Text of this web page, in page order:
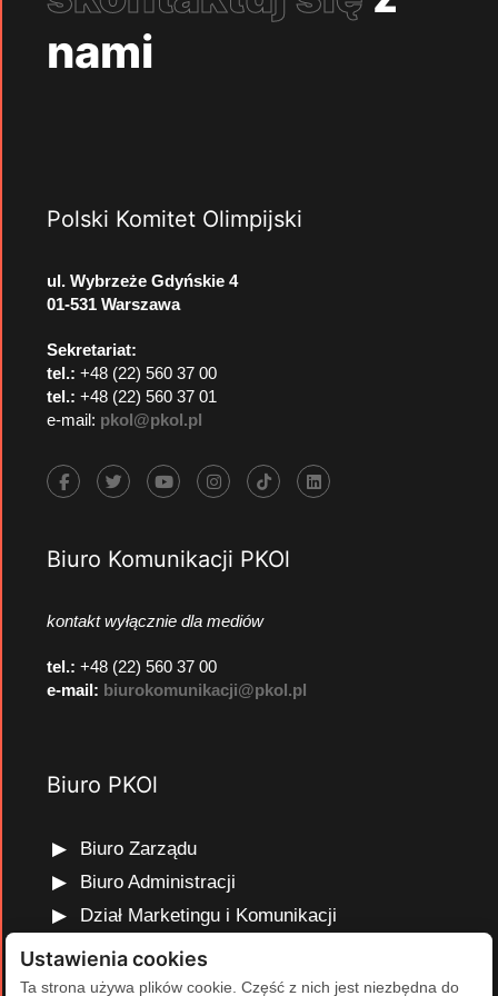
nami
Polski Komitet Olimpijski
ul. Wybrzeże Gdyńskie 4
01-531 Warszawa
Sekretariat:
tel.: +48 (22) 560 37 00
tel.: +48 (22) 560 37 01
e-mail: pkol@pkol.pl
Biuro Komunikacji PKOl
kontakt wyłącznie dla mediów
tel.: +48 (22) 560 37 00
e-mail: biurokomunikacji@pkol.pl
Biuro PKOl
Biuro Zarządu
Biuro Administracji
Dział Marketingu i Komunikacji
Dział Edukacji Olimpijskiej
Dział Finansów i Kadr
Ustawienia cookies
Ta strona używa plików cookie. Część z nich jest niezbędna do